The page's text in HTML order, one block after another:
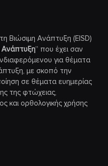
Βιώσιμη Ανάπτυξη (EISD)
Ανάπτυξη” που έχει σαν
για θέματα
με σκοπό την
σε θέματα ευημερίας
της φτώχειας,
και ορθολογικής χρήσης